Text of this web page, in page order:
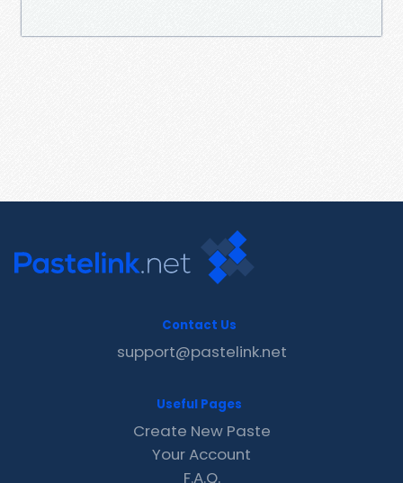
Contact Us
support@pastelink.net
Useful Pages
Create New Paste
Your Account
F.A.Q.